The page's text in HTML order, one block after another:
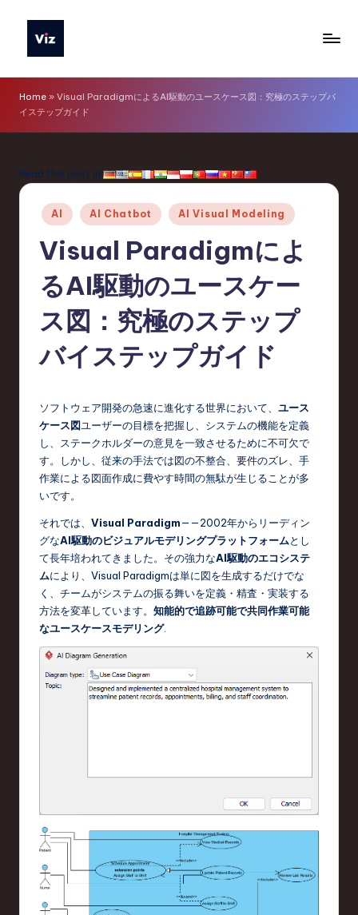
iz
T
o
e
L
T
S
Home » Visual ParadigmによるAI駆動のユースケース図：究極のステップバ
イステップガイド
Read this post in:
Posted
in
AI AI Chatbot AI Visual Modeling
Visual Paradigmによ
るAI駆動のユースケー
ス図：究極のステップ
バイステップガイド
ソフトウェア開発の急速に進化する世界において、 ユース
ケース図ユーザーの目標を把握し、システムの機能を定義
し、ステークホルダーの意見を一致させるために不可欠で
す。しかし、従来の手法では図の不整合、要件のズレ、手
作業による図面作成に費やす時間の無駄が生じることが多
いです。
それでは、 Visual Paradigm——2002年からリーディン
グなAI駆動のビジュアルモデリングプラットフォームとし
て長年培われてきました。その強力なAI駆動のエコシステ
ムにより、Visual Paradigmは単に図を生成するだけでな
く、チームがシステムの振る舞いを定義・精査・実装する
方法を変革しています。 知能的で追跡可能で共同作業可能
なユースケースモデリング.